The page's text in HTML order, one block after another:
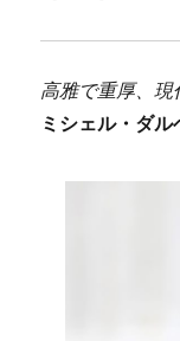
高雅で重厚、現
ミシェル・ダ